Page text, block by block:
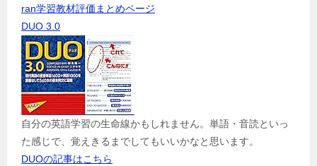
ran学習教材評価まとめページ
DUO 3.0
自分の英語学習の生命線かもしれません。単語・音読といっ
た感じで、覚えきるまでしてもいいかなと思います。
DUOの記事はこちら